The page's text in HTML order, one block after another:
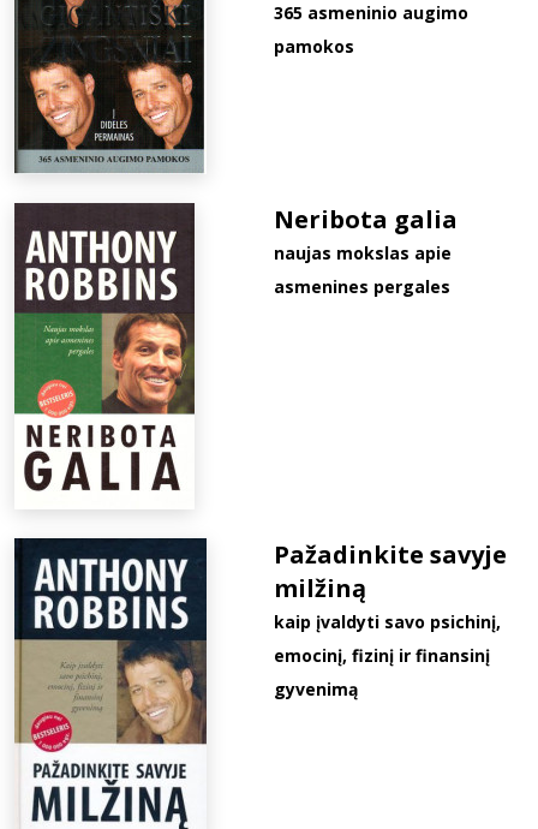
365 asmeninio augimo
pamokos
Neribota galia
naujas mokslas apie
asmenines pergales
Pažadinkite savyje
milžiną
kaip įvaldyti savo psichinį,
emocinį, fizinį ir finansinį
gyvenimą